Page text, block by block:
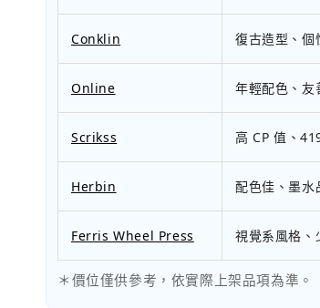
Conklin 復古造型、個
Online 年輕配色、友
Scrikss 高 CP 值、
Herbin 配色佳、墨水
Ferris Wheel Press 視覺系風格、
＊價位僅供參考，依實際上架品項為準。